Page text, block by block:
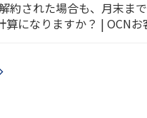
約された場合も、月末ま
になりますか？ | OCNお